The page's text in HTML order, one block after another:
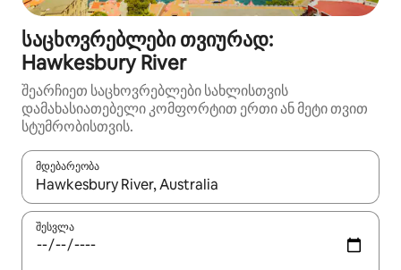
საცხოვრებლები თვიურად:
Hawkesbury River
შეარჩიეთ საცხოვრებლები სახლისთვის
დამახასიათებელი კომფორტით ერთი ან მეტი თვით
სტუმრობისთვის.
მდებარეობა
როცა შედეგები ხელმისაწვდომი გახდება, ნავიგაციისთვის
შესვლა